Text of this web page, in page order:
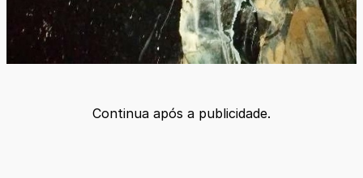
Continua após a publicidade.